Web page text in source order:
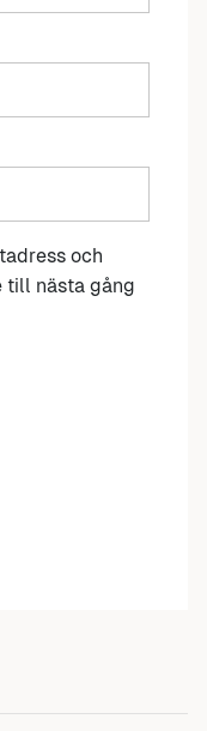
och
till nästa gång